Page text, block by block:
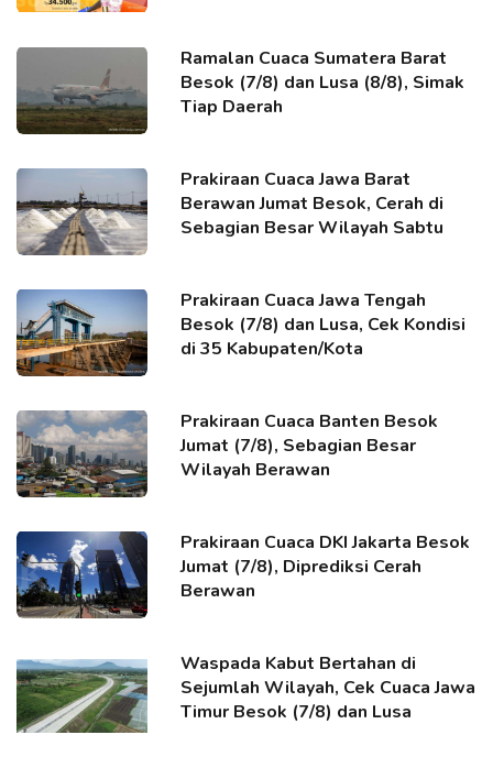
Ramalan Cuaca Sumatera Barat
Besok (7/8) dan Lusa (8/8), Simak
Tiap Daerah
Prakiraan Cuaca Jawa Barat
Berawan Jumat Besok, Cerah di
Sebagian Besar Wilayah Sabtu
Prakiraan Cuaca Jawa Tengah
Besok (7/8) dan Lusa, Cek Kondisi
di 35 Kabupaten/Kota
Prakiraan Cuaca Banten Besok
Jumat (7/8), Sebagian Besar
Wilayah Berawan
Prakiraan Cuaca DKI Jakarta Besok
Jumat (7/8), Diprediksi Cerah
Berawan
Waspada Kabut Bertahan di
Sejumlah Wilayah, Cek Cuaca Jawa
Timur Besok (7/8) dan Lusa